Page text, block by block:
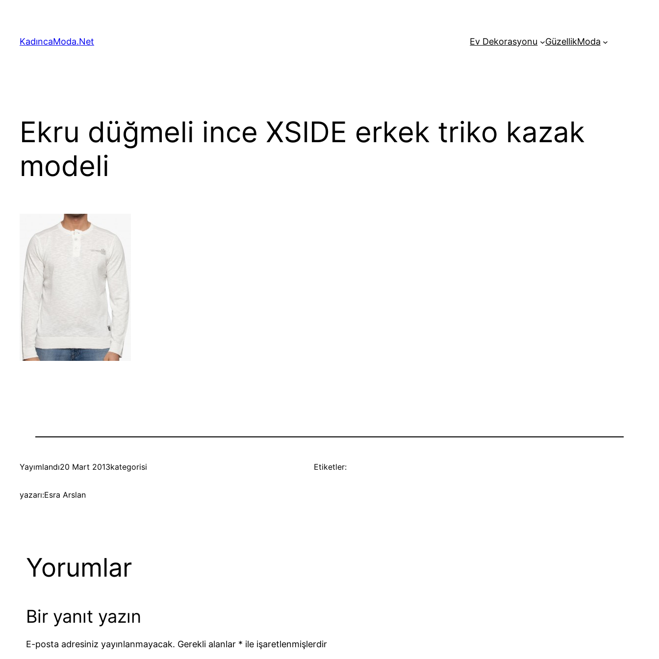
KadıncaModa.Net
Ev Dekorasyonu GüzellikModa
Ekru düğmeli ince XSIDE erkek triko kazak
modeli
Yayımlandı20 Mart 2013kategorisi
yazarı:Esra Arslan
Etiketler:
Yorumlar
Bir yanıt yazın
E-posta adresiniz yayınlanmayacak. Gerekli alanlar * ile işaretlenmişlerdir